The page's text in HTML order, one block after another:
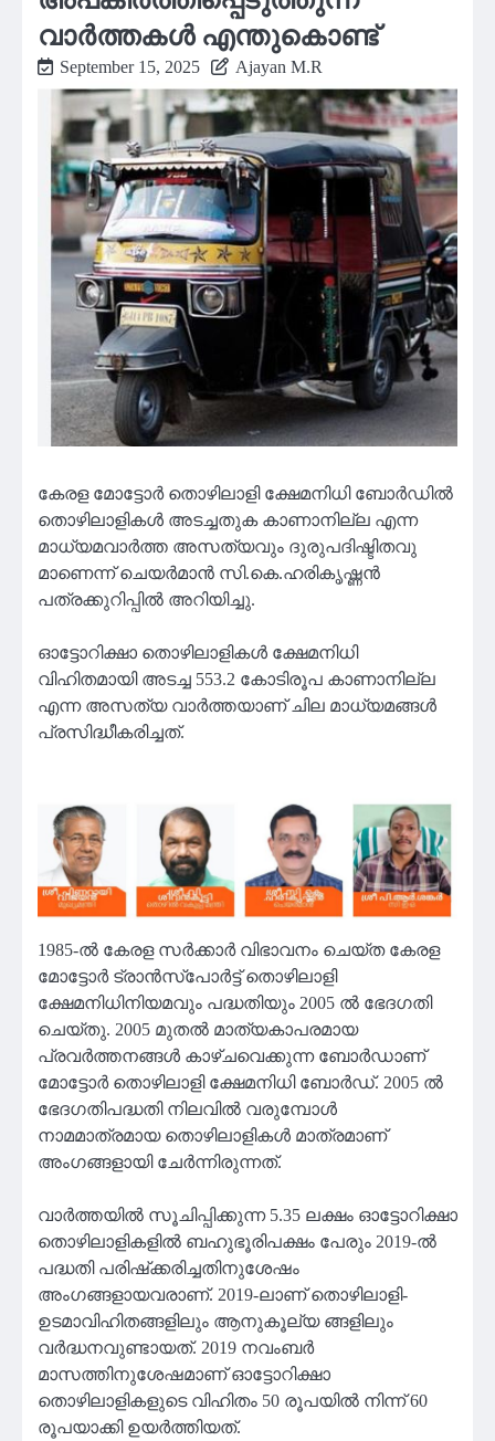
വാർത്തകൾ എന്തുകൊണ്ട്
September 15, 2025 Ajayan M.R
കേരള മോട്ടോർ തൊഴിലാളി ക്ഷേമനിധി ബോർഡിൽ
തൊഴിലാളികൾ അടച്ചതുക കാണാനില്ല എന്ന
മാധ്യമവാർത്ത അസത്യവും ദുരുപദിഷ്ടിതവു
മാണെന്ന് ചെയർമാൻ സി.കെ.ഹരികൃഷ്ണൻ
പത്രക്കുറിപ്പിൽ അറിയിച്ചു.
ഓട്ടോറിക്ഷാ തൊഴിലാളികൾ ക്ഷേമനിധി
വിഹിതമായി അടച്ച 553.2 കോടിരൂപ കാണാനില്ല
എന്ന അസത്യ വാർത്തയാണ് ചില മാധ്യമങ്ങൾ
പ്രസിദ്ധീകരിച്ചത്.
1985-ൽ കേരള സർക്കാർ വിഭാവനം ചെയ്‌ത കേരള
മോട്ടോർ ട്രാൻസ്പോർട്ട് തൊഴിലാളി
ക്ഷേമനിധിനിയമവും പദ്ധതിയും 2005 ൽ ഭേദഗതി
ചെയ്തു. 2005 മുതൽ മാത്യകാപരമായ
പ്രവർത്തനങ്ങൾ കാഴ്‌ചവെക്കുന്ന ബോർഡാണ്
മോട്ടോർ തൊഴിലാളി ക്ഷേമനിധി ബോർഡ്. 2005 ൽ
ഭേദഗതിപദ്ധതി നിലവിൽ വരുമ്പോൾ
നാമമാത്രമായ തൊഴിലാളികൾ മാത്രമാണ്
അംഗങ്ങളായി ചേർന്നിരുന്നത്.
വാർത്തയിൽ സൂചിപ്പിക്കുന്ന 5.35 ലക്ഷം ഓട്ടോറിക്ഷാ
തൊഴിലാളികളിൽ ബഹുഭൂരിപക്ഷം പേരും 2019-ൽ
പദ്ധതി പരിഷ്‌ക്കരിച്ചതിനുശേഷം
അംഗങ്ങളായവരാണ്. 2019-ലാണ് തൊഴിലാളി-
ഉടമാവിഹിതങ്ങളിലും ആനുകൂല്യ ങ്ങളിലും
വർദ്ധനവുണ്ടായത്. 2019 നവംബർ
മാസത്തിനുശേഷമാണ് ഓട്ടോറിക്ഷാ
തൊഴിലാളികളുടെ വിഹിതം 50 രൂപയിൽ നിന്ന് 60
രൂപയാക്കി ഉയർത്തിയത്.